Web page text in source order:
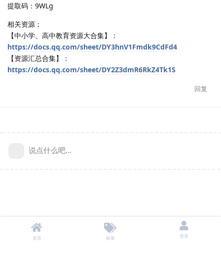
提取码：9WLg
相关资源：
【中小学、高中教育资源大合集】：
https://docs.qq.com/sheet/DY3hnV1Fmdk9CdFd4
【资源汇总合集】：
https://docs.qq.com/sheet/DY2Z3dmR6RkZ4Tk1S
回复
说点什么吧...
首页 标签 登录